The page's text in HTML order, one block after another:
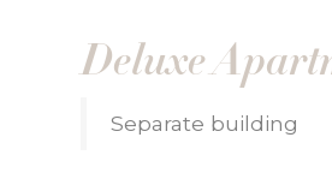
Deluxe
Separate building